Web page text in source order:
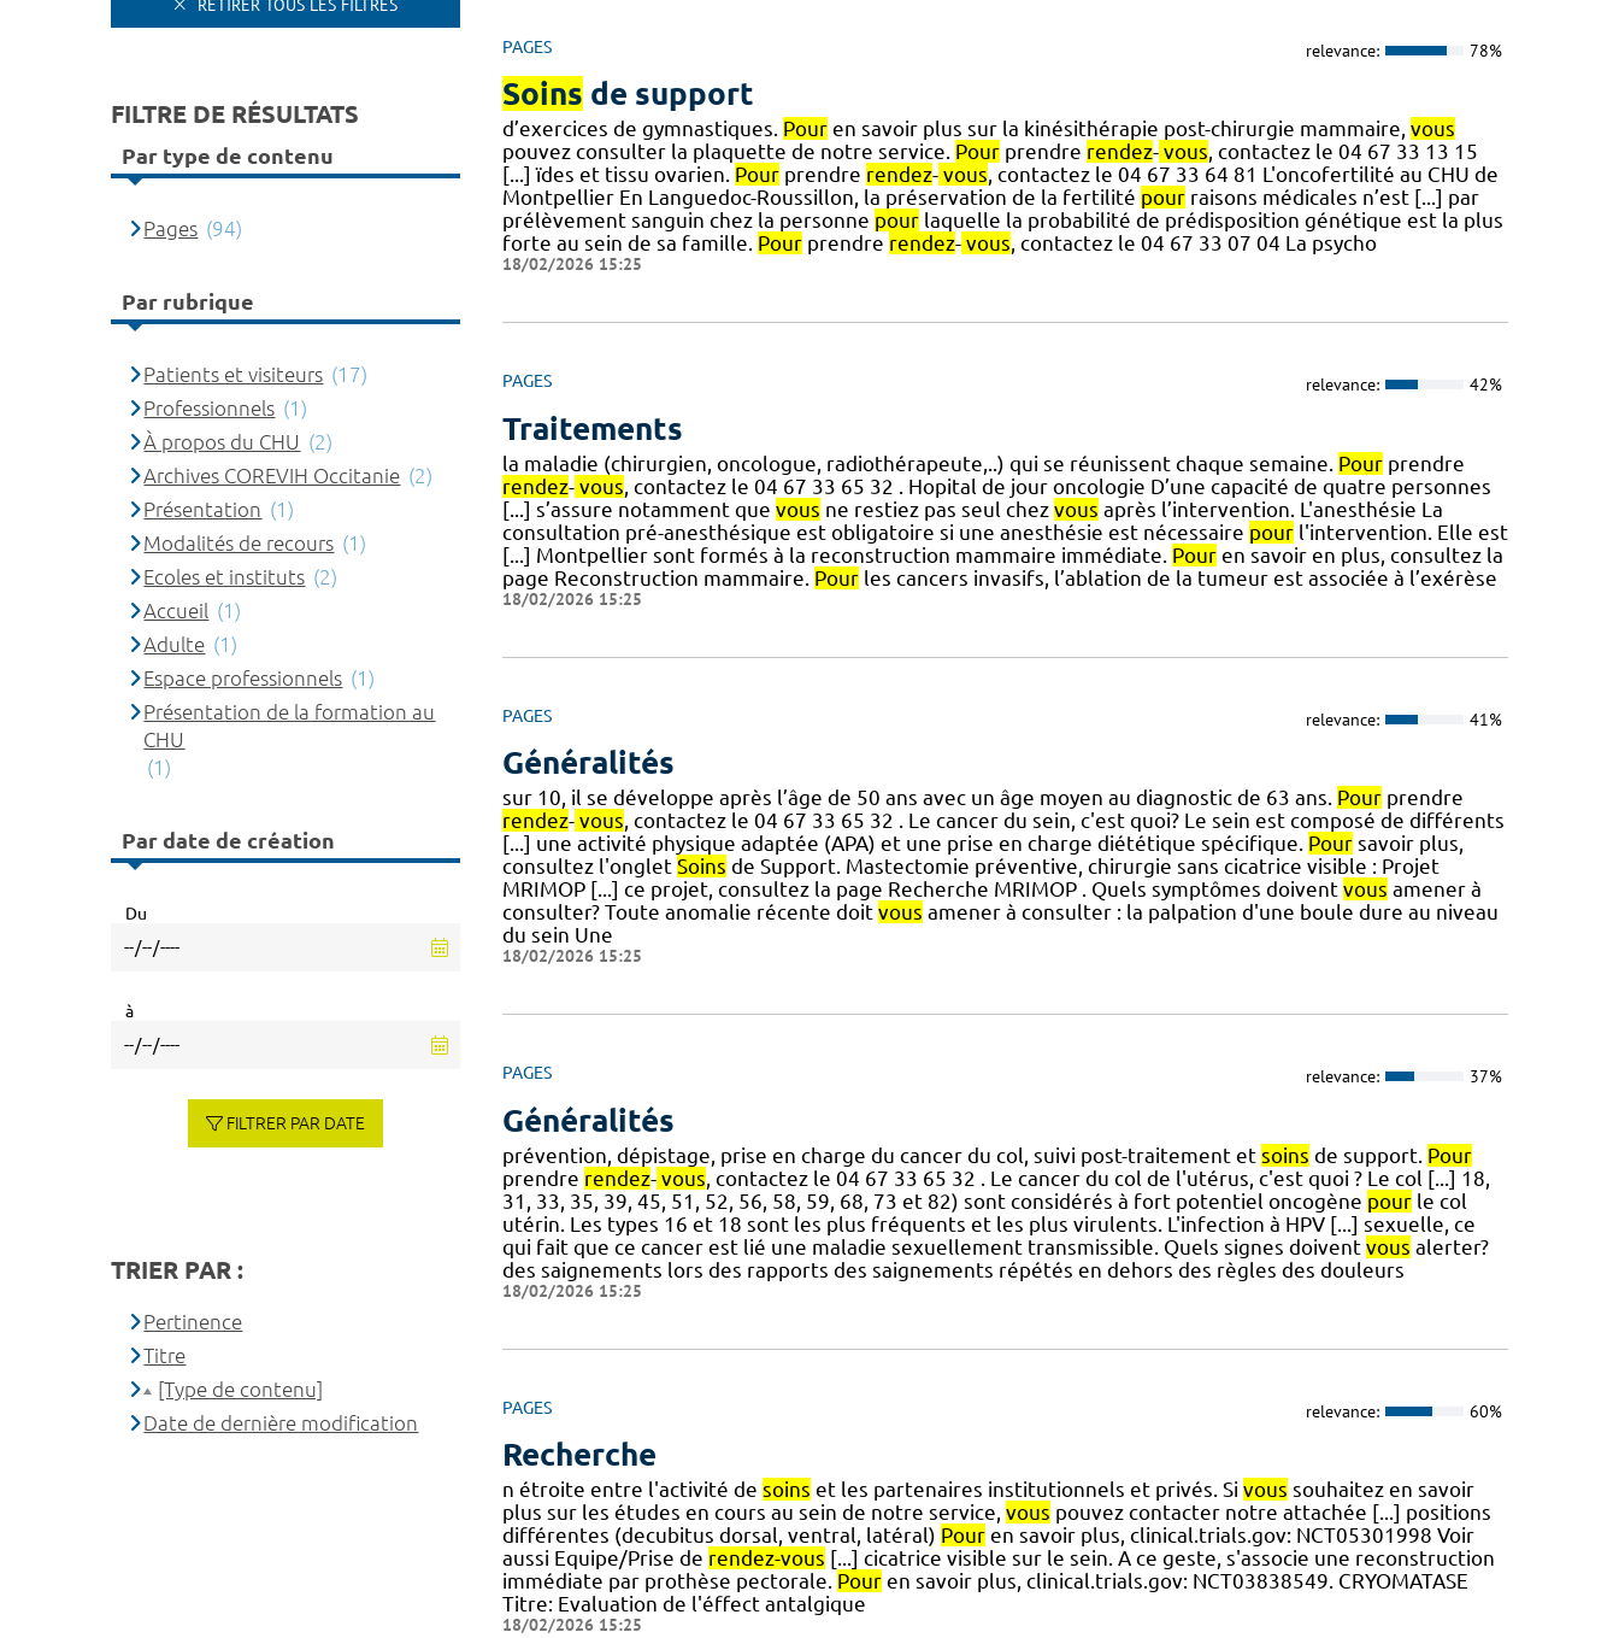
PAGES relevance: 78%
Soins de support
d’exercices de gymnastiques. Pouren savoir plus sur la kinésithérapie post-chirurgie mammaire, vous
pouvez consulter la plaquette de notre service. Pourprendre rendez- vous, contactez le 04 67 33 13 15
[...] ïdes et tissu ovarien. Pourprendre rendez- vous, contactez le 04 67 33 64 81 L'oncofertilité au CHU de
Montpellier En Languedoc-Roussillon, la préservation de la fertilité pourraisons médicales n’est [...] par
prélèvement sanguin chez la personne pourlaquelle la probabilité de prédisposition génétique est la plus
forte au sein de sa famille. Pourprendre rendez- vous, contactez le 04 67 33 07 04 La psycho
18/02/2026 15:25
PAGES relevance: 42%
Traitements
la maladie (chirurgien, oncologue, radiothérapeute,..) qui se réunissent chaque semaine. Pourprendre
rendez- vous, contactez le 04 67 33 65 32 . Hopital de jour oncologie D’une capacité de quatre personnes
[...] s’assure notamment que vous ne restiez pas seul chez vous après l’intervention. L'anesthésie La
consultation pré-anesthésique est obligatoire si une anesthésie est nécessaire pourl'intervention. Elle est
[...] Montpellier sont formés à la reconstruction mammaire immédiate. Pouren savoir en plus, consultez la
page Reconstruction mammaire. Pourles cancers invasifs, l’ablation de la tumeur est associée à l’exérèse
18/02/2026 15:25
PAGES relevance: 41%
Généralités
sur 10, il se développe après l’âge de 50 ans avec un âge moyen au diagnostic de 63 ans. Pourprendre
rendez- vous, contactez le 04 67 33 65 32 . Le cancer du sein, c'est quoi? Le sein est composé de différents
[...] une activité physique adaptée (APA) et une prise en charge diététique spécifique. Poursavoir plus,
consultez l'onglet Soins de Support. Mastectomie préventive, chirurgie sans cicatrice visible : Projet
MRIMOP [...] ce projet, consultez la page Recherche MRIMOP . Quels symptômes doivent vous amener à
consulter? Toute anomalie récente doit vous amener à consulter : la palpation d'une boule dure au niveau
du sein Une
18/02/2026 15:25
PAGES relevance: 37%
Généralités
prévention, dépistage, prise en charge du cancer du col, suivi post-traitement et soins de support. Pour
prendre rendez- vous, contactez le 04 67 33 65 32 . Le cancer du col de l'utérus, c'est quoi ? Le col [...] 18,
31, 33, 35, 39, 45, 51, 52, 56, 58, 59, 68, 73 et 82) sont considérés à fort potentiel oncogène pourle col
utérin. Les types 16 et 18 sont les plus fréquents et les plus virulents. L'infection à HPV [...] sexuelle, ce
qui fait que ce cancer est lié une maladie sexuellement transmissible. Quels signes doivent vous alerter?
des saignements lors des rapports des saignements répétés en dehors des règles des douleurs
18/02/2026 15:25
PAGES relevance: 60%
Recherche
n étroite entre l'activité de soins et les partenaires institutionnels et privés. Si vous souhaitez en savoir
plus sur les études en cours au sein de notre service, vous pouvez contacter notre attachée [...] positions
différentes (decubitus dorsal, ventral, latéral) Pouren savoir plus, clinical.trials.gov: NCT05301998 Voir
aussi Equipe/Prise de rendez-vous [...] cicatrice visible sur le sein. A ce geste, s'associe une reconstruction
immédiate par prothèse pectorale. Pouren savoir plus, clinical.trials.gov: NCT03838549. CRYOMATASE
Titre: Evaluation de l'éffect antalgique
18/02/2026 15:25
RETIRER TOUS LES FILTRES
FILTRE DE RÉSULTATS
Par type de contenu
Pages (94)
Par rubrique
Patients et visiteurs (17)
Professionnels (1)
À propos du CHU (2)
Archives COREVIH Occitanie (2)
Présentation (1)
Modalités de recours (1)
Ecoles et instituts (2)
Accueil (1)
Adulte (1)
Espace professionnels (1)
Présentation de la formation au
CHU
(1)
Par date de création
Du
à
FILTRER PAR DATE
TRIER PAR :
Pertinence
Titre
[Type de contenu]
Date de dernière modification